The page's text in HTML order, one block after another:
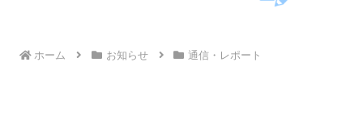
ホーム お知らせ 通信・レポート